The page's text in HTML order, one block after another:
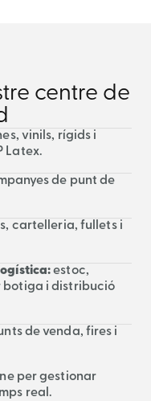
centre de
vinils, rígids i
Latex.
de punt de
cartelleria, fullets i
estoc,
botiga i distribució
de venda, fires i
per gestionar
real.